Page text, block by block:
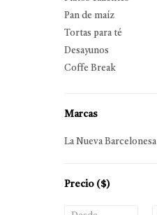
Pan de maíz
Tortas para té
Desayunos
Coffe Break
Marcas
La Nueva Barcelonesa
Precio ($)